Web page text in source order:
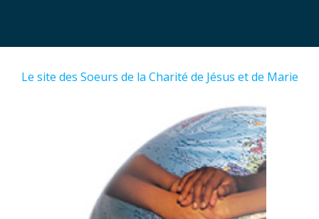
Le site des Soeurs de la Charité de Jésus et de Marie